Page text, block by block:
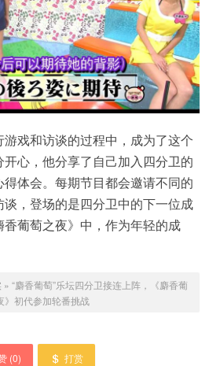
戏和访谈的过程中，成为了这个
心，他分享了自己加入四分卫的
体会。每期节目都会邀请不同的
，登场的是四分卫中的下一位成
葡萄之夜》中，作为年轻的成
» “麝香葡萄”乐坛四分卫接连上阵，《麝香葡
》初代参加轮番挑战
(0) 打赏